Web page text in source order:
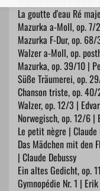
La goutte d'eau Ré
Mazurka a-Moll, op. 7/
Mazurka F-Dur, op.
Walzer a-Moll, op.
Mazurka, op. 39/10 |
Süße Träumerei, op.
Chanson triste, op.
Walzer, op. 12/3 |
Norwegisch, op. 12/6 |
Le petit nègre | Claude
Das Mädchen mit den
| Claude Debussy
Ein altes Gedicht, op.
Gymnopédie Nr. 1 |